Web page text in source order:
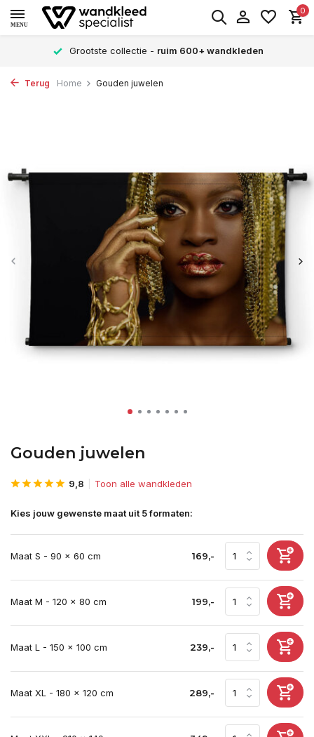
MENU
0
Grootste collectie - ruim 600+ wandkleden
Terug Home Gouden juwelen
Gouden juwelen
9,8 Toon alle wandkleden
Kies jouw gewenste maat uit 5 formaten:
Maat S - 90 x 60 cm 169,-
Maat M - 120 x 80 cm 199,-
Maat L - 150 x 100 cm 239,-
Maat XL - 180 x 120 cm 289,-